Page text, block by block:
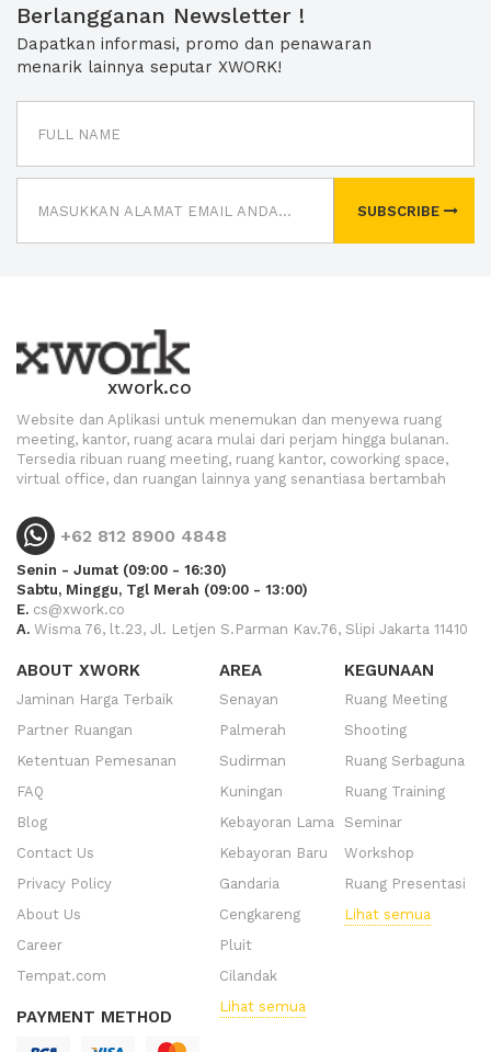
Berlangganan Newsletter !
Dapatkan informasi, promo dan penawaran
menarik lainnya seputar XWORK!
SUBSCRIBE
xwork.co
Website dan Aplikasi untuk menemukan dan menyewa ruang
meeting, kantor, ruang acara mulai dari perjam hingga bulanan.
Tersedia ribuan ruang meeting, ruang kantor, coworking space,
virtual office, dan ruangan lainnya yang senantiasa bertambah
+62 812 8900 4848
Senin - Jumat (09:00 - 16:30)
Sabtu, Minggu, Tgl Merah (09:00 - 13:00)
E. cs@xwork.co
A. Wisma 76, lt.23, Jl. Letjen S.Parman Kav.76, Slipi Jakarta 11410
ABOUT XWORK
Jaminan Harga Terbaik
Partner Ruangan
Ketentuan Pemesanan
FAQ
Blog
Contact Us
Privacy Policy
About Us
Career
Tempat.com
PAYMENT METHOD
AREA
Senayan
Palmerah
Sudirman
Kuningan
Kebayoran Lama
Kebayoran Baru
Gandaria
Cengkareng
Pluit
Cilandak
Lihat semua
KEGUNAAN
Ruang Meeting
Shooting
Ruang Serbaguna
Ruang Training
Seminar
Workshop
Ruang Presentasi
Lihat semua